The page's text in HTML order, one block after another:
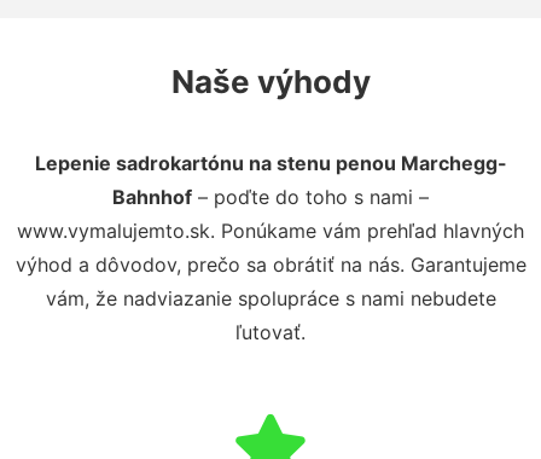
Naše výhody
Lepenie sadrokartónu na stenu penou Marchegg-
Bahnhof – poďte do toho s nami –
www.vymalujemto.sk. Ponúkame vám prehľad hlavných
výhod a dôvodov, prečo sa obrátiť na nás. Garantujeme
vám, že nadviazanie spolupráce s nami nebudete
ľutovať.